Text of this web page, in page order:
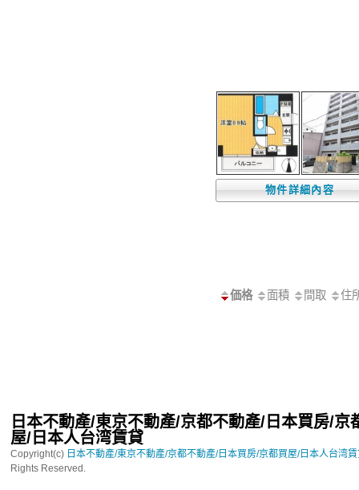
物件詳細內容
価格 面積 間取 住
日本不動產/東京不動產/京都不動產/日本買房/京
屋/日本人台湾賃貸
Copyright(c) 日本不動產/東京不動產/京都不動產/日本買房/京都買屋/日本人台湾
Rights Reserved.